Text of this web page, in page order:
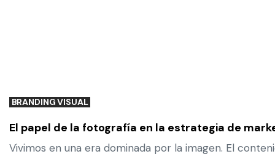
BRANDING VISUAL
El papel de la fotografía en la estrategia de
Vivimos en una era dominada por la imagen. El